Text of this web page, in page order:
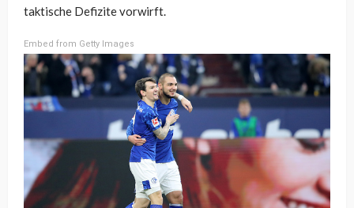
taktische Defizite vorwirft.
Embed from Getty Images